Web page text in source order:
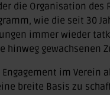
die Organisation des
wie die seit 30
immer wieder
hinweg gewachsenen
im Verein
breite Basis zu